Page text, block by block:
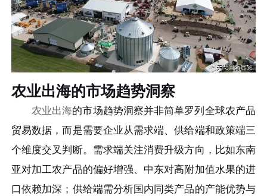
农业出海的市场趋势洞察
农业出海的市场趋势洞察并非简单罗列全球农产品
贸易数据，而是需要企业从需求端、供给端和政策端三
个维度交叉判断。需求端关注消费升级方向，比如东南
亚对加工农产品的偏好增强、中东对高附加值水果的进
口依赖加深；供给端需分析国内同类产品的产能优势与